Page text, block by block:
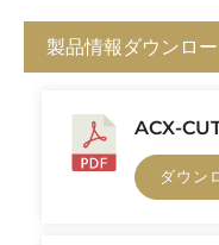
製品情報ダウンロ
ACX-
ダウン